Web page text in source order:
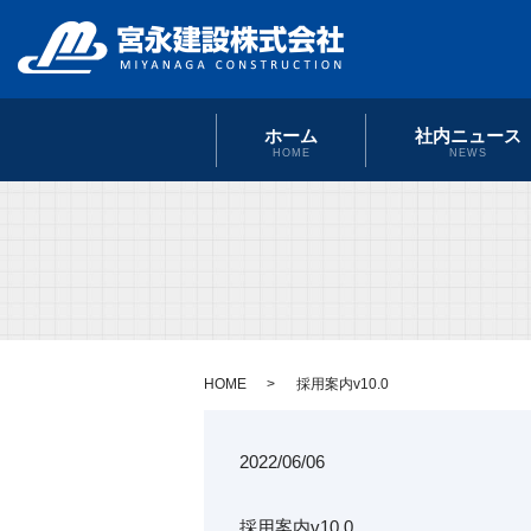
ホーム
HOME
社内ニュース
NEWS
HOME 採用案内v10.0
2022/06/06